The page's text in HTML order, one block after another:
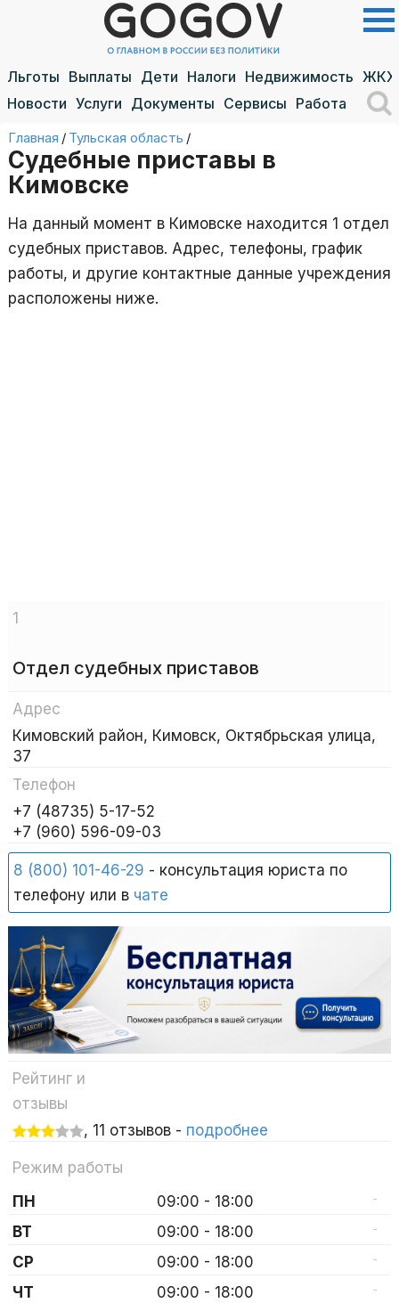
Льготы Выплаты Дети Налоги Недвижимость ЖКХ
Новости Услуги Документы Сервисы Работа
Главная / Тульская область /
Судебные приставы в
Кимовске
На данный момент в Кимовске находится 1 отдел
судебных приставов. Адрес, телефоны, график
работы, и другие контактные данные учреждения
расположены ниже.
1
Отдел судебных приставов
Адрес
Кимовский район, Кимовск, Октябрьская улица,
37
Телефон
+7 (48735) 5-17-52
+7 (960) 596-09-03
8 (800) 101-46-29 - консультация юриста по
телефону или в чате
Рейтинг и
отзывы
, 11 отзывов - подробнее
Режим работы
ПН
09:00 - 18:00 -
ВТ 09:00 - 18:00 -
СР 09:00 - 18:00 -
ЧТ 09:00 - 18:00 -